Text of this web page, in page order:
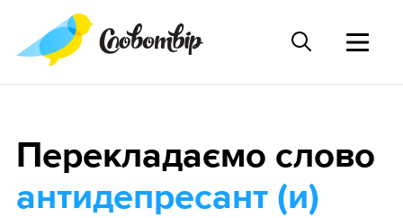
Перекладаємо слово
антидепресант (и)